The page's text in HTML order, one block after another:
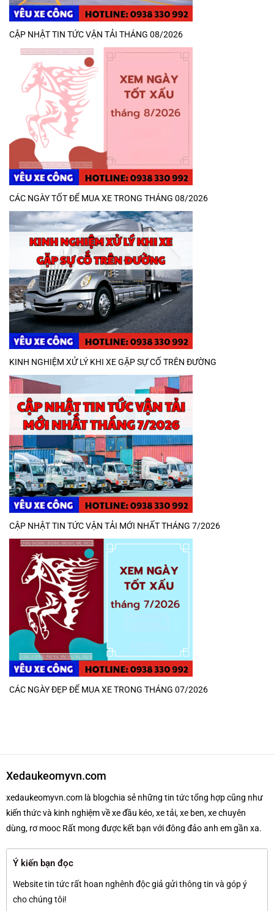
CẬP NHẬT TIN TỨC VẬN TẢI THÁNG 08/2026
CÁC NGÀY TỐT ĐỂ MUA XE TRONG THÁNG 08/2026
KINH NGHIỆM XỬ LÝ KHI XE GẶP SỰ CỐ TRÊN ĐƯỜNG
CẬP NHẬT TIN TỨC VẬN TẢI MỚI NHẤT THÁNG 7/2026
CÁC NGÀY ĐẸP ĐỂ MUA XE TRONG THÁNG 07/2026
Xedaukeomyvn.com
xedaukeomyvn.com là blogchia sẻ những tin tức tổng hợp cũng như
kiến thức và kinh nghiệm về xe đầu kéo, xe tải, xe ben, xe chuyên
dùng, rơ mooc Rất mong được kết bạn với đông đảo anh em gần xa.
Ý kiến bạn đọc
Website tin tức rất hoan nghênh độc giả gửi thông tin và góp ý
cho chúng tôi!